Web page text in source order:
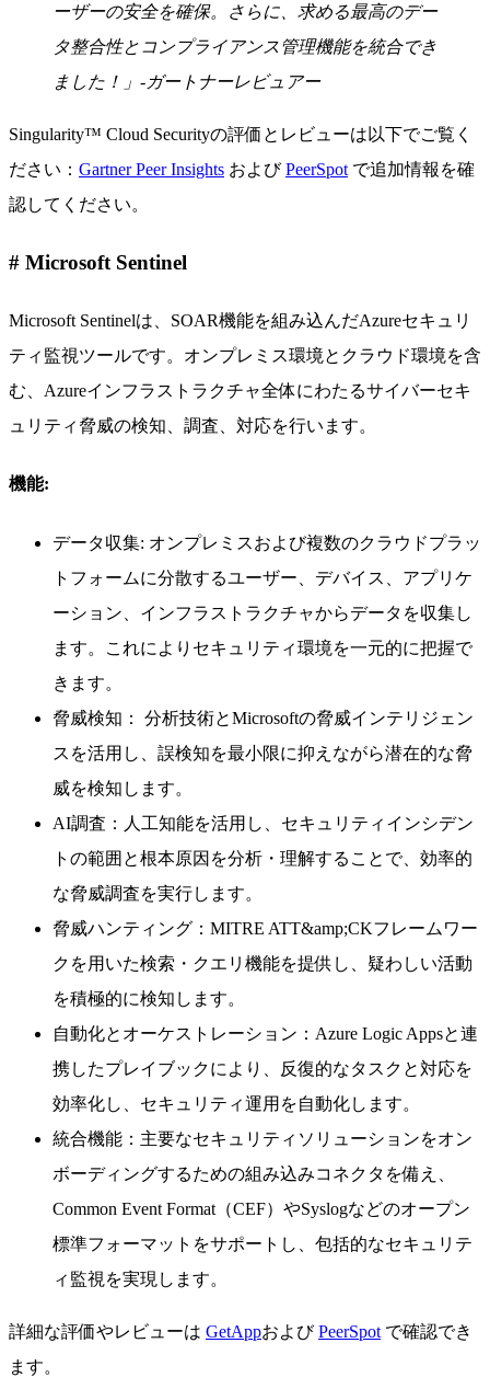
ーザーの安全を確保。さらに、求める最高のデー
タ整合性とコンプライアンス管理機能を統合でき
ました！」-ガートナーレビュアー
Singularity™ Cloud Securityの評価とレビューは以下でご覧く
ださい： Gartner Peer Insights およびPeerSpot で追加情報を確
認してください。
# Microsoft Sentinel
Microsoft Sentinelは、SOAR機能を組み込んだAzureセキュリ
ティ監視ツールです。オンプレミス環境とクラウド環境を含
む、Azureインフラストラクチャ全体にわたるサイバーセキ
ュリティ脅威の検知、調査、対応を行います。
機能:
データ収集: オンプレミスおよび複数のクラウドプラッ
トフォームに分散するユーザー、デバイス、アプリケ
ーション、インフラストラクチャからデータを収集し
ます。これによりセキュリティ環境を一元的に把握で
きます。
脅威検知： 分析技術とMicrosoftの脅威インテリジェン
スを活用し、誤検知を最小限に抑えながら潜在的な脅
威を検知します。
AI調査：人工知能を活用し、セキュリティインシデン
トの範囲と根本原因を分析・理解することで、効率的
な脅威調査を実行します。
脅威ハンティング：MITRE ATT&amp;CKフレームワー
クを用いた検索・クエリ機能を提供し、疑わしい活動
を積極的に検知します。
自動化とオーケストレーション：Azure Logic Appsと連
携したプレイブックにより、反復的なタスクと対応を
効率化し、セキュリティ運用を自動化します。
統合機能：主要なセキュリティソリューションをオン
ボーディングするための組み込みコネクタを備え、
Common Event Format（CEF）やSyslogなどのオープン
標準フォーマットをサポートし、包括的なセキュリテ
ィ監視を実現します。
詳細な評価やレビューは GetAppおよびPeerSpot で確認でき
ます。